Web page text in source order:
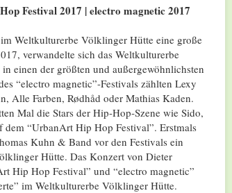
Festival 2017 | electro magnetic 2017
Weltkulturerbe Völklinger Hütte eine große
verwandelte sich das Weltkulturerbe
einen der größten und außergewöhnlichsten
“electro magnetic”-Festivals zählten Lexy
Alle Farben, Rødhåd oder Mathias Kaden.
Mal die Stars der Hip-Hop-Szene wie Sido,
“UrbanArt Hip Hop Festival”. Erstmals
Kuhn & Band vor den Festivals ein
Hütte. Das Konzert von Dieter
Hip Hop Festival” und “electro magnetic”
im Weltkulturerbe Völklinger Hütte.